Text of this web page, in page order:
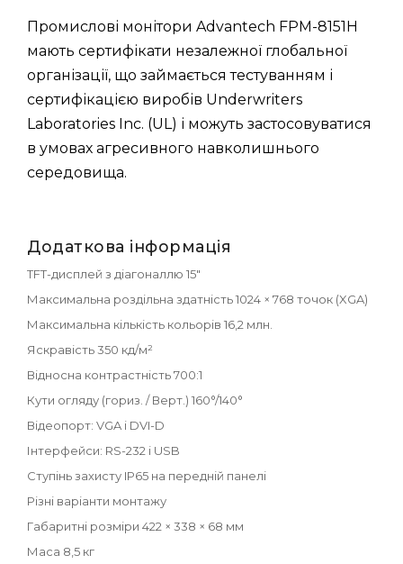
Промислові монітори Advantech FPM-8151H
мають сертифікати незалежної глобальної
організації, що займається тестуванням і
сертифікацією виробів Underwriters
Laboratories Inc. (UL) і можуть застосовуватися
в умовах агресивного навколишнього
середовища.
Додаткова інформація
TFT-дисплей з діагоналлю 15"
Максимальна роздільна здатність 1024 × 768 точок (XGA)
Максимальна кількість кольорів 16,2 млн.
Яскравість 350 кд/м²
Відносна контрастність 700:1
Кути огляду (гориз. / Верт.) 160°/140°
Відеопорт: VGA і DVI-D
Інтерфейси: RS-232 і USB
Ступінь захисту IP65 на передній панелі
Різні варіанти монтажу
Габаритні розміри 422 × 338 × 68 мм
Маса 8,5 кг